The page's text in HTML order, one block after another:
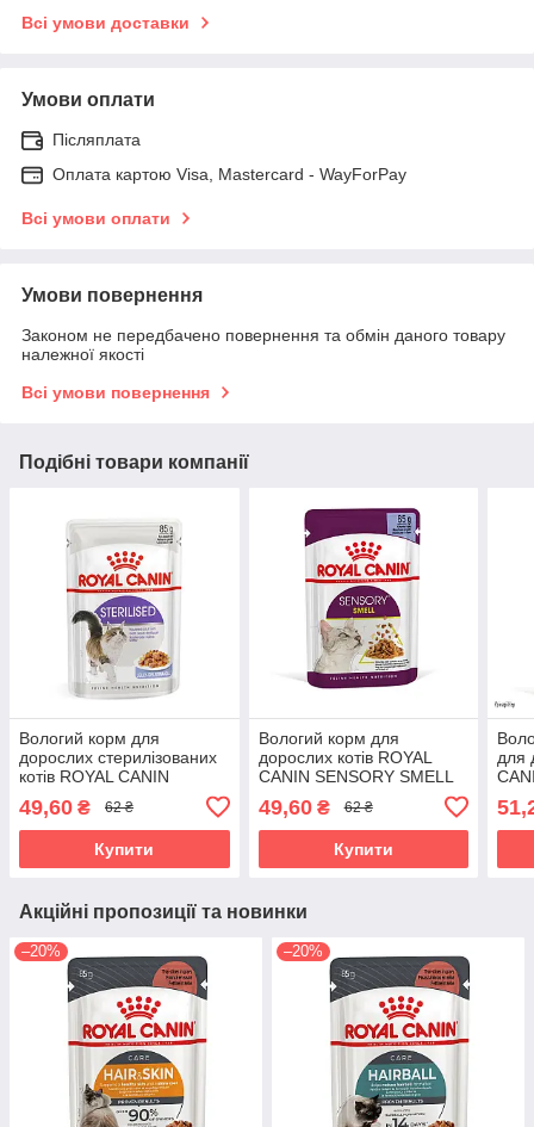
Всі умови доставки
Умови оплати
Післяплата
Оплата картою Visa, Mastercard - WayForPay
Всі умови оплати
Умови повернення
Законом не передбачено повернення та обмін даного товару
належної якості
Всі умови повернення
Подібні товари компанії
Вологий корм для
дорослих стерилізованих
котів ROYAL CANIN
0.085 кг
49,60 ₴ 62 ₴
Купити
Вологий корм для
дорослих котів ROYAL
CANIN SENSORY SMELL
JELLY 0.085 кг, стимулює
нюхові рецептори
49,60₴ 62 ₴
Купити
для
Акційні пропозиції та новинки
–20% –20%